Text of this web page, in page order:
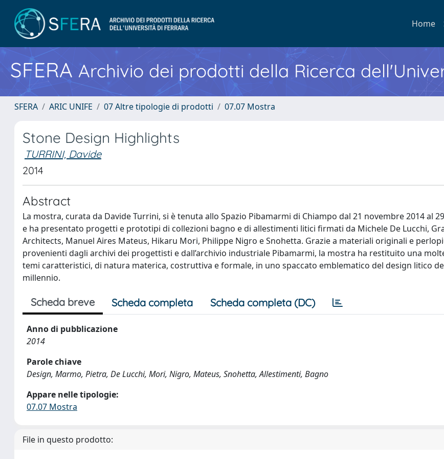
Home
SFERA Archivio dei prodotti della Ricerca
SFERA ARIC UNIFE 07 Altre tipologie di prodotti 07.07 Mostra
Stone Design Highlights
TURRINI, Davide
2014
Abstract
La mostra, curata da Davide Turrini, si è tenuta allo Spazio Pibamarmi di Chiampo dal 21 novembre 2014 al
e ha presentato progetti e prototipi di collezioni bagno e di allestimenti litici firmati da Michele De Lucchi,
Architects, Manuel Aires Mateus, Hikaru Mori, Philippe Nigro e Snohetta. Grazie a materiali originali e
provenienti dagli archivi dei progettisti e dall’archivio industriale Pibamarmi, la mostra ha restituito una
temi caratteristici, di natura materica, costruttiva e formale, in uno spaccato emblematico del design litico
millennio.
Scheda breve Scheda completa Scheda completa (DC)
Anno di pubblicazione
2014
Parole chiave
Design, Marmo, Pietra, De Lucchi, Mori, Nigro, Mateus, Snohetta, Allestimenti, Bagno
Appare nelle tipologie:
07.07 Mostra
File in questo prodotto: